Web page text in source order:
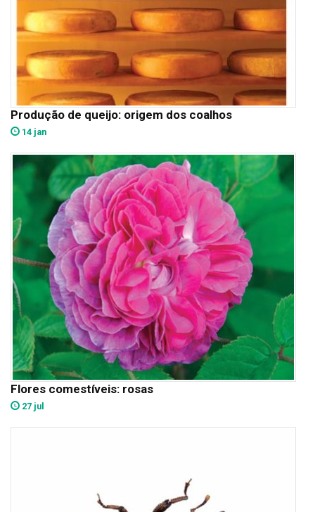
Produção de queijo: origem dos coalhos
14 jan
Flores comestíveis: rosas
27 jul